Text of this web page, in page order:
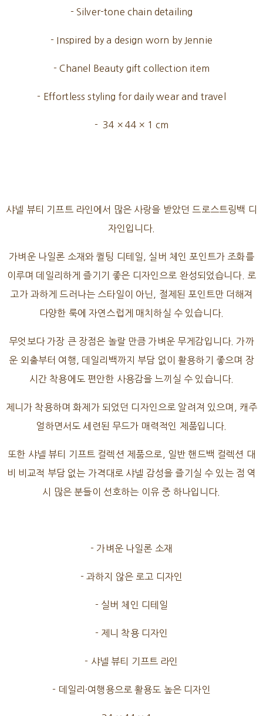
- Silver-tone chain detailing
- Inspired by a design worn by Jennie
- Chanel Beauty gift collection item
- Effortless styling for daily wear and travel
- 34 × 44 × 1 cm
샤넬 뷰티 기프트 라인에서 많은 사랑을 받았던 드로스트링백 디
자인입니다.
가벼운 나일론 소재와 퀼팅 디테일, 실버 체인 포인트가 조화를
이루며 데일리하게 즐기기 좋은 디자인으로 완성되었습니다. 로
고가 과하게 드러나는 스타일이 아닌, 절제된 포인트만 더해져
다양한 룩에 자연스럽게 매치하실 수 있습니다.
무엇보다 가장 큰 장점은 놀랄 만큼 가벼운 무게감입니다. 가까
운 외출부터 여행, 데일리백까지 부담 없이 활용하기 좋으며 장
시간 착용에도 편안한 사용감을 느끼실 수 있습니다.
제니가 착용하며 화제가 되었던 디자인으로 알려져 있으며, 캐주
얼하면서도 세련된 무드가 매력적인 제품입니다.
또한 샤넬 뷰티 기프트 컬렉션 제품으로, 일반 핸드백 컬렉션 대
비 비교적 부담 없는 가격대로 샤넬 감성을 즐기실 수 있는 점 역
시 많은 분들이 선호하는 이유 중 하나입니다.
- 가벼운 나일론 소재
- 과하지 않은 로고 디자인
- 실버 체인 디테일
- 제니 착용 디자인
- 샤넬 뷰티 기프트 라인
- 데일리·여행용으로 활용도 높은 디자인